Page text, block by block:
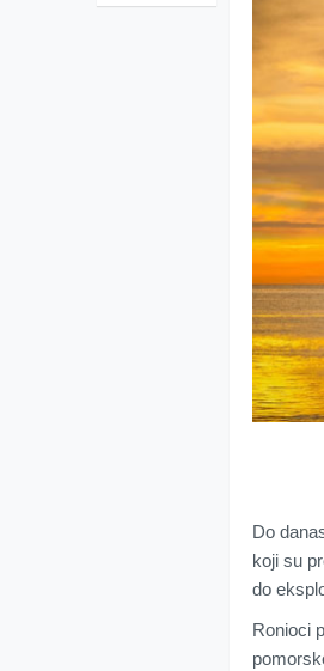
Do
koji su
do
Ronioci